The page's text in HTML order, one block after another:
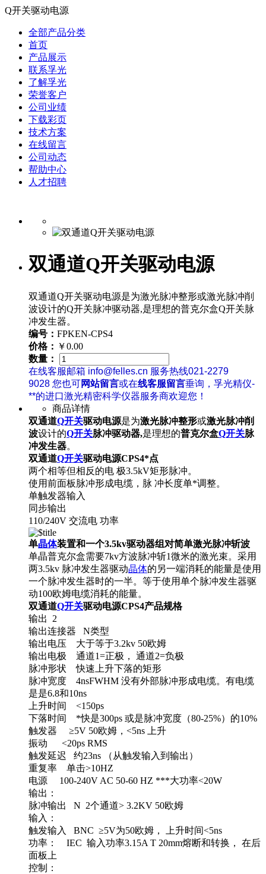
Q开关驱动电源
全部产品分类
首页
产品展示
联系孚光
了解孚光
荣誉客户
公司业绩
下载彩页
技术方案
在线留言
公司动态
帮助中心
人才招聘
双通道Q开关驱动电源
双通道Q开关驱动电源是为激光脉冲整形或激光脉冲削
波设计的Q开关脉冲驱动器,是理想的普克尔盒Q开关脉
冲发生器。
编号： FPKEN-CPS4
价格： ￥0.00
数量：
在线客服邮箱 info@felles.cn 服务热线021-2279
9028 您也可网站留言或在线客服留言垂询，孚光精仪-
**的进口激光精密科学仪器服务商欢迎您！
商品详情
双通道Q开关驱动电源是为激光脉冲整形或激光脉冲削
波设计的Q开关脉冲驱动器,是理想的普克尔盒Q开关脉
冲发生器。
双通道Q开关驱动电源CPS4*点
两个相等但相反的电 极3.5kV矩形脉冲。
使用前面板脉冲形成电缆，脉 冲长度单*调整。
单触发器输入
同步输出
110/240V 交流电 功率
单晶体装置和一个3.5kv驱动器组对简单激光脉冲斩波
单晶普克尔盒需要7kv方波脉冲斩1微米的激光束。采用
两3.5kv 脉冲发生器驱动晶体的另一端消耗的能量是使用
一个脉冲发生器时的一半。等于使用单个脉冲发生器驱
动100欧姆电缆消耗的能量。
双通道Q开关驱动电源CPS4产品规格
输出 2
输出连接器 N类型
输出电压 大于等于3.2kv 50欧姆
输出电极 通道1=正极， 通道2=负极
脉冲形状 快速上升下落的矩形
脉冲宽度 4nsFWHM 没有外部脉冲形成电缆。有电缆
是是6.8和10ns
上升时间 <150ps
下落时间 *快是300ps 或是脉冲宽度（80-25%）的10%
触发器 ≥5V 50欧姆，<5ns 上升
振动 <20ps RMS
触发延迟 约23ns （从触发输入到输出）
重复率 单击>10HZ
电源 100-240V AC 50-60 HZ ***大功率<20W
输出：
脉冲输出 N 2个通道> 3.2KV 50欧姆
输入：
触发输入 BNC ≥5V为50欧姆， 上升时间<5ns
功率： IEC 输入功率3.15A T 20mm熔断和转换， 在后
面板上
控制：